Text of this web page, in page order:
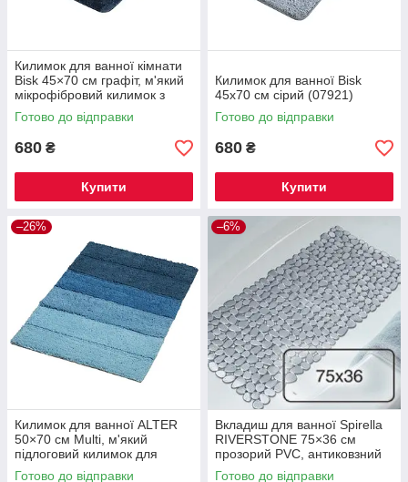
Килимок для ванної кімнати
Bisk 45×70 см графіт, м'який
мікрофібровий килимок з
антиковзною основою, сірий
килимок для ванної
Готово до відправки
680 ₴
Купити
Килимок для ванної Bisk
45х70 см сірий (07921)
Готово до відправки
680 ₴
Купити
–26%
Килимок для ванної ALTER
50×70 см Multi, м'який
підлоговий килимок для
ванної кімнати, вологостійкий
Готово до відправки
–6%
Вкладиш для ванної Spirella
RIVERSTONE 75×36 см
прозорий PVC, антиковзний
килимок у ванну на
Готово до відправки